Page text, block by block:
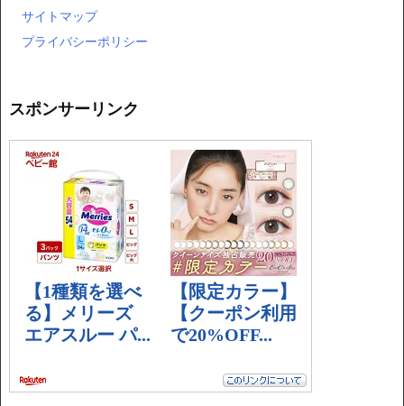
サイトマップ
プライバシーポリシー
スポンサーリンク